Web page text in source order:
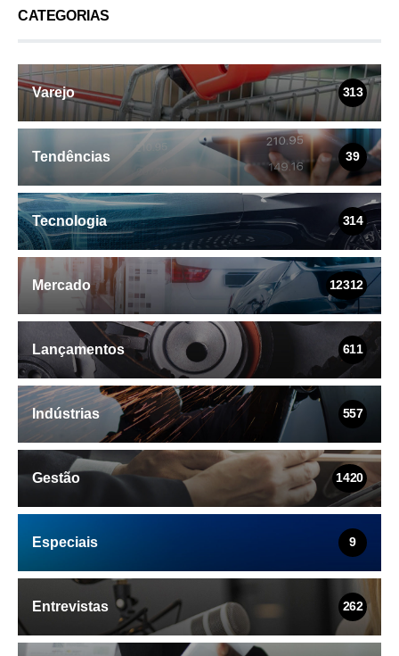
CATEGORIAS
Varejo 313
Tendências 39
Tecnologia 314
Mercado 12312
Lançamentos 611
Indústrias 557
Gestão 1420
Especiais 9
Entrevistas 262